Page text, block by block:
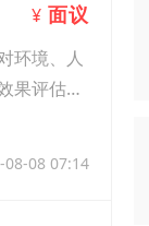
¥ 面议
环境、人
果评估、
08-08 07:14